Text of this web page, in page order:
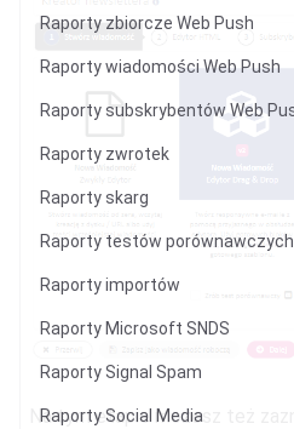
Raporty zbiorcze Web Push
Raporty wiadomości Web Push
Raporty subskrybentów Web
Raporty zwrotek
Raporty skarg
Raporty testów porównawczych
Raporty importów
Raporty Microsoft SNDS
Raporty Signal Spam
Raporty Social Media
Na tym etapie możesz też